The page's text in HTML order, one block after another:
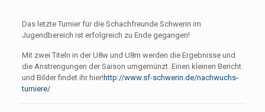
Das letzte Turnier für die Schachfreunde Schwerin im
Jugendbereich ist erfolgreich zu Ende gegangen!
Mit zwei Titeln in der U8w und U8m werden die Ergebnisse und
die Anstrengungen der Saison umgemünzt. Einen kleinen Bericht
und Bilder findet ihr hier!http://www.sf-schwerin.de/nachwuchs-
turniere/